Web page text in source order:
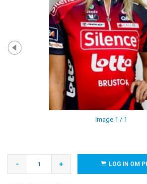
Image 1 / 1
- + LOG IN OM